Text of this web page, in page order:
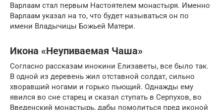
Варлаам стал первым Настоятелем монастыря. Именно
Варлаам указал на то, что будет называться он по
имени Владычицы Божьей Матери.
Икона «Неупиваемая Чаша»
Согласно рассказам инокини Елизаветы, все было так.
В одной из деревень жил отставной солдат, сильно
хворавший ногами и горько пьющий. Однажды ему
явился во сне старец и сказал ступать в Серпухов, во
Введенский монастырь, дабы помолиться пред иконой